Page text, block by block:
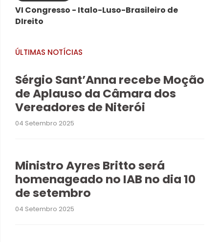
VI Congresso - Italo-Luso-Brasileiro de
DIreito
ÚLTIMAS NOTÍCIAS
Sérgio Sant’Anna recebe Moção
de Aplauso da Câmara dos
Vereadores de Niterói
04 Setembro 2025
Ministro Ayres Britto será
homenageado no IAB no dia 10
de setembro
04 Setembro 2025